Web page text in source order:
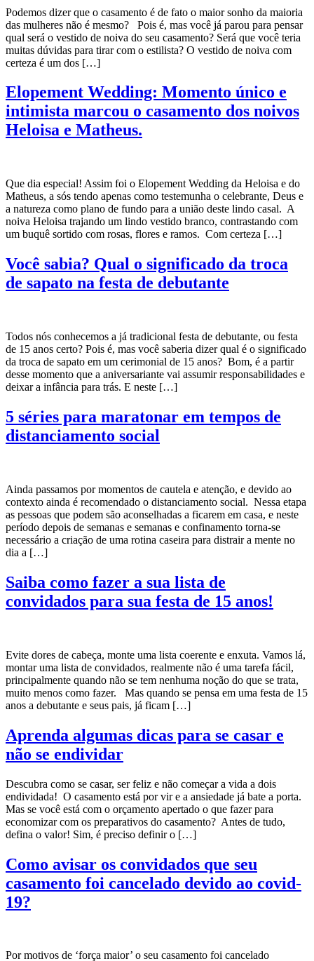
Podemos dizer que o casamento é de fato o maior sonho da maioria
das mulheres não é mesmo? Pois é, mas você já parou para pensar
qual será o vestido de noiva do seu casamento? Será que você teria
muitas dúvidas para tirar com o estilista? O vestido de noiva com
certeza é um dos […]
Elopement Wedding: Momento único e
intimista marcou o casamento dos noivos
Heloisa e Matheus.
Que dia especial! Assim foi o Elopement Wedding da Heloisa e do
Matheus, a sós tendo apenas como testemunha o celebrante, Deus e
a natureza como plano de fundo para a união deste lindo casal. A
noiva Heloisa trajando um lindo vestido branco, contrastando com
um buquê sortido com rosas, flores e ramos. Com certeza […]
Você sabia? Qual o significado da troca
de sapato na festa de debutante
Todos nós conhecemos a já tradicional festa de debutante, ou festa
de 15 anos certo? Pois é, mas você saberia dizer qual é o significado
da troca de sapato em um cerimonial de 15 anos? Bom, é a partir
desse momento que a aniversariante vai assumir responsabilidades e
deixar a infância para trás. E neste […]
5 séries para maratonar em tempos de
distanciamento social
Ainda passamos por momentos de cautela e atenção, e devido ao
contexto ainda é recomendado o distanciamento social. Nessa etapa
as pessoas que podem são aconselhadas a ficarem em casa, e neste
período depois de semanas e semanas e confinamento torna-se
necessário a criação de uma rotina caseira para distrair a mente no
dia a […]
Saiba como fazer a sua lista de
convidados para sua festa de 15 anos!
Evite dores de cabeça, monte uma lista coerente e enxuta. Vamos lá,
montar uma lista de convidados, realmente não é uma tarefa fácil,
principalmente quando não se tem nenhuma noção do que se trata,
muito menos como fazer. Mas quando se pensa em uma festa de 15
anos a debutante e seus pais, já ficam […]
Aprenda algumas dicas para se casar e
não se endividar
Descubra como se casar, ser feliz e não começar a vida a dois
endividada! O casamento está por vir e a ansiedade já bate a porta.
Mas se você está com o orçamento apertado o que fazer para
economizar com os preparativos do casamento? Antes de tudo,
defina o valor! Sim, é preciso definir o […]
Como avisar os convidados que seu
casamento foi cancelado devido ao covid-
19?
Por motivos de ‘força maior’ o seu casamento foi cancelado